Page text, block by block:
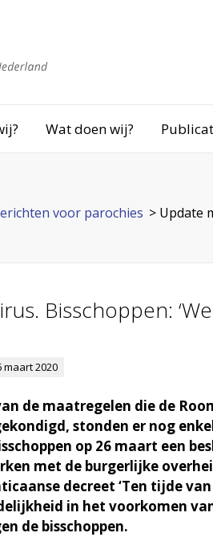
Wat doen wij?
voor parochies > Update
Bisschoppen:
maart 2020
de maatregelen die de
stonden er nog
op 26 maart een
met de burgerlijke
decreet ‘Ten tijde van
in het voorkomen
de bisschoppen.